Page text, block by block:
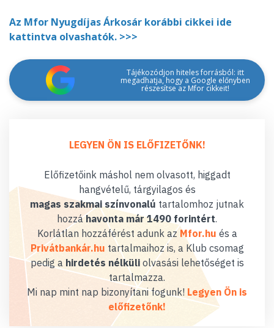
Az Mfor Nyugdíjas Árkosár korábbi cikkei ide
kattintva olvashatók. >>>
Tájékozódjon hiteles forrásból: itt
megadhatja, hogy a Google előnyben
részesítse az Mfor cikkeit!
LEGYEN ÖN IS ELŐFIZETŐNK!
Előfizetőink máshol nem olvasott, higgadt
hangvételű, tárgyilagos és
magas szakmai színvonalú tartalomhoz jutnak
hozzáhavonta már 1490 forintért.
Korlátlan hozzáférést adunk az Mfor.hu és a
Privátbankár.hu tartalmaihoz is, a Klub csomag
pedig a hirdetés nélküliolvasási lehetőséget is
tartalmazza.
Mi nap mint nap bizonyítani fogunk! Legyen Ön is
előfizetőnk!